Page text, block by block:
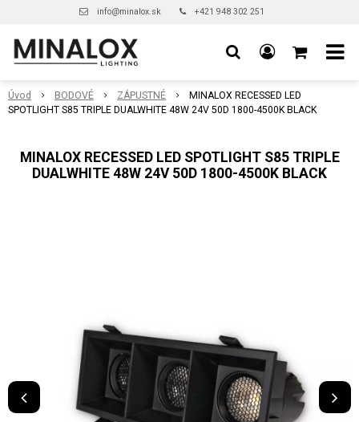
info@minalox.sk +421 948 302 251
Úvod BODOVÉ ZÁPUSTNÉ
MINALOX RECESSED LED
SPOTLIGHT S85 TRIPLE DUALWHITE 48W 24V 50D 1800-4500K BLACK
MINALOX RECESSED LED SPOTLIGHT S85 TRIPLE
DUALWHITE 48W 24V 50D 1800-4500K BLACK